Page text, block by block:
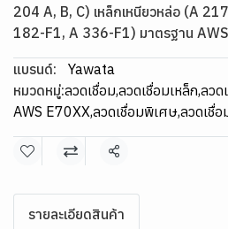
204 A, B, C) เหล็กเหนียวหล่อ (A
182-F1, A 336-F1) มาตรฐาน
แบรนด์:
Yawata
หมวดหมู่:ลวดเชื่อม,ลวดเชื่อมเหล็ก,ลวด
AWS E70XX,ลวดเชื่อมพิเศษ,ลวดเชื่อ
แชร์
รายละเอียดสินค้า